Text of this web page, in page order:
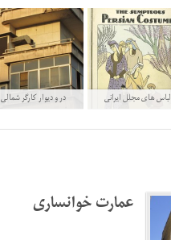
در و دیوار کارگر شمالی لباس های مجلل ایرانی
عمارت خوانساری